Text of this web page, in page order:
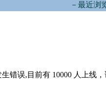
－最近浏
错误,目前有 10000 人上线